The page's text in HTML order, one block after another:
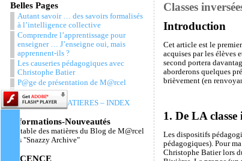
Belles Pages
Autant savoir … des savoirs formalisés
à l’intelligence collective
Comprendre l’apprentissage pour
enseigner … J’enseigne oui, mais
apprennent-ils ?
Les causeries pédagogiques avec
Christophe Batier
P@ge de présentation de M@rcel
Snazzy Archive
TABLE DES MATIERES – INDEX
Informations-Nouveautés
La table des matières du Blog de M@rcel
Les "Snazzy Archive"
LICENCE
Classes
Introduction
Cet article est le
acquises par les élèves
second portera
aborderons quelques
brièvement (en
1. De LA classe
Les dispositifs
pédagogiques). Pour
Christophe Batier lors